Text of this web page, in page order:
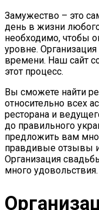
Замужество – это
день в жизни
необходимо, чтобы
уровне.
времени. Наш сайт
этот процесс.
Вы сможете найти
относительно всех
ресторана и
до правильного
предложить вам
правдивые отзывы и
Организация
много удовольствия.